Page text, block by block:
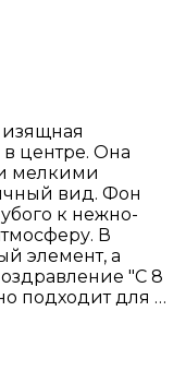
центре. Она
мелкими
вид. Фон
к нежно-
В
элемент, а
"С 8
подходит для …